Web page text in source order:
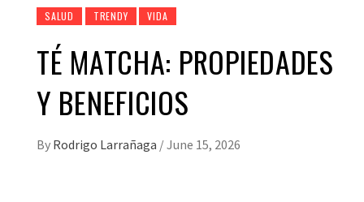
SALUD TRENDY VIDA
TÉ MATCHA: PROPIEDADES
Y BENEFICIOS
By Rodrigo Larrañaga /June 15, 2026